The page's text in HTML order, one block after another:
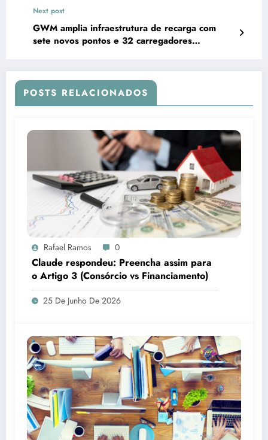
Next post
GWM amplia infraestrutura de recarga com
sete novos pontos e 32 carregadores
POSTS RELACIONADOS
Rafael Ramos 0
Claude respondeu: Preencha assim para
o Artigo 3 (Consórcio vs Financiamento)
25 De Junho De 2026